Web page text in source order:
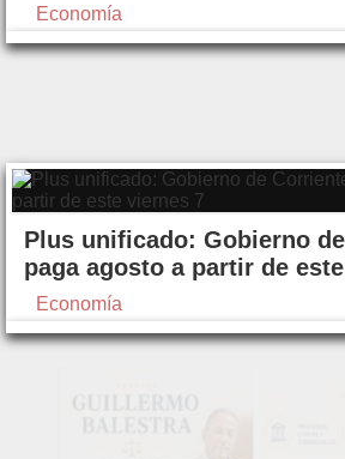
Economía
Plus unificado: Gobierno
paga agosto a partir de
Economía